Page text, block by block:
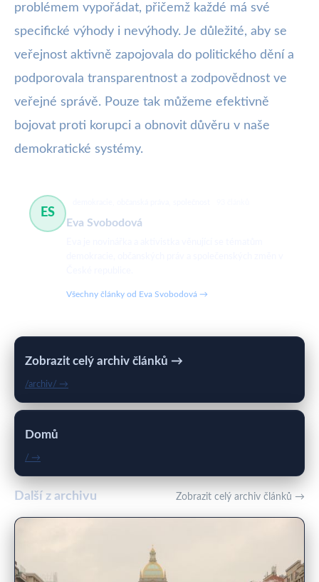
problémem vypořádat, přičemž každé má své
specifické výhody i nevýhody. Je důležité, aby se
veřejnost aktivně zapojovala do politického dění a
podporovala transparentnost a zodpovědnost ve
veřejné správě. Pouze tak můžeme efektivně
bojovat proti korupci a obnovit důvěru v naše
demokratické systémy.
ES
Eva Svobodová
Všechny články od Eva Svobodová →
Zobrazit celý archiv článků →
/archiv/ →
Domů
/ →
Další z archivu Zobrazit celý archiv článků →